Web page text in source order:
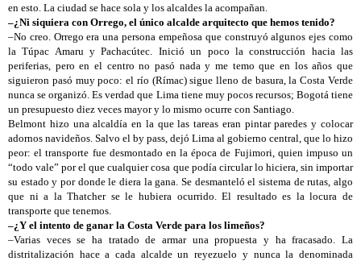
en esto. La ciudad se hace sola y los alcaldes la acompañan.
–¿Ni siquiera con Orrego, el único alcalde arquitecto que hemos tenido?
–No creo. Orrego era una persona empeñosa que construyó algunos ejes como
la Túpac Amaru y Pachacútec. Inició un poco la construcción hacia las
periferias, pero en el centro no pasó nada y me temo que en los años que
siguieron pasó muy poco: el río (Rímac) sigue lleno de basura, la Costa Verde
nunca se organizó. Es verdad que Lima tiene muy pocos recursos; Bogotá tiene
un presupuesto diez veces mayor y lo mismo ocurre con Santiago.
Belmont hizo una alcaldía en la que las tareas eran pintar paredes y colocar
adornos navideños. Salvo el by pass, dejó Lima al gobierno central, que lo hizo
peor: el transporte fue desmontado en la época de Fujimori, quien impuso un
“todo vale” por el que cualquier cosa que podía circular lo hiciera, sin importar
su estado y por donde le diera la gana. Se desmanteló el sistema de rutas, algo
que ni a la Thatcher se le hubiera ocurrido. El resultado es la locura de
transporte que tenemos.
–¿Y el intento de ganar la Costa Verde para los limeños?
–Varias veces se ha tratado de armar una propuesta y ha fracasado. La
distritalización hace a cada alcalde un reyezuelo y nunca la denominada